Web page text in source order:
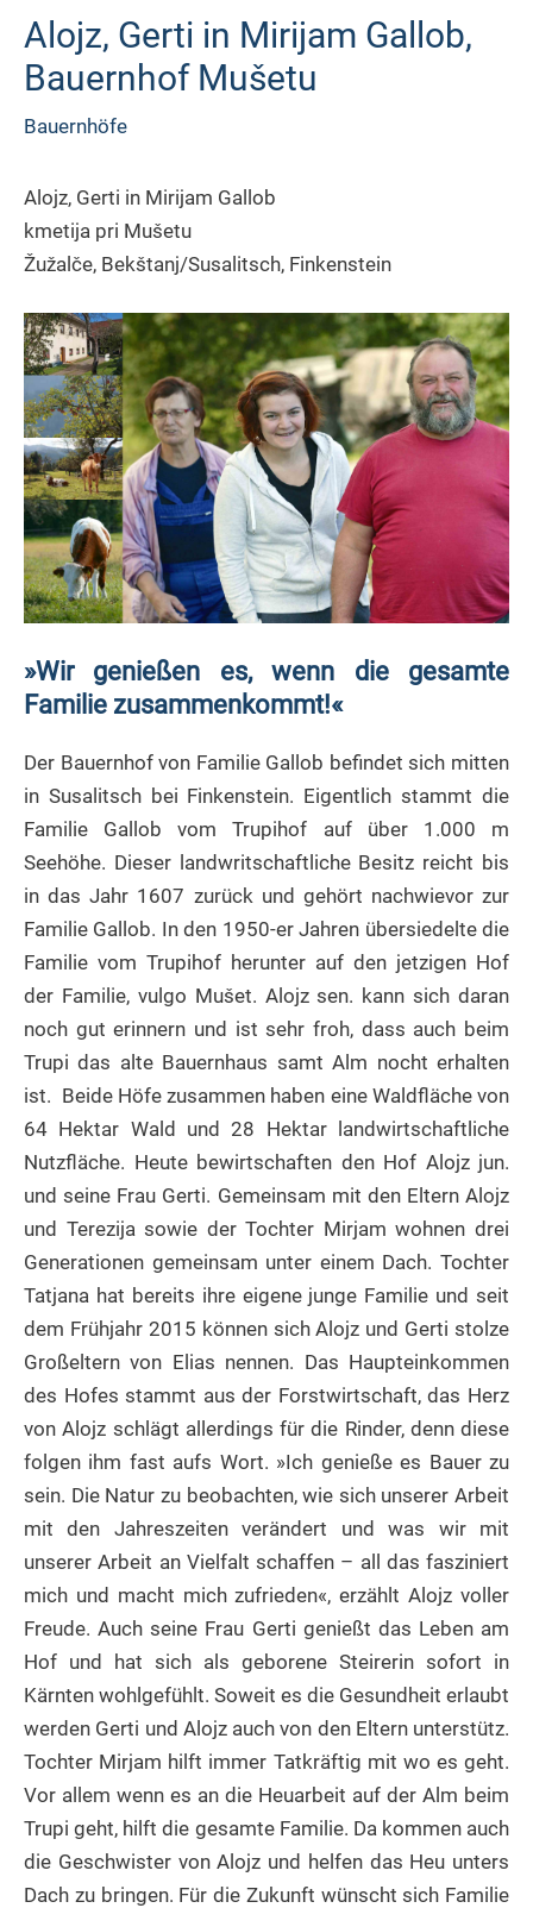
Alojz, Gerti in Mirijam Gallob,
Bauernhof Mušetu
Bauernhöfe
Alojz, Gerti in Mirijam Gallob
kmetija pri Mušetu
Žužalče, Bekštanj/Susalitsch, Finkenstein
»Wir genießen es, wenn die gesamte
Familie zusammenkommt!«
Der Bauernhof von Familie Gallob befindet sich mitten
in Susalitsch bei Finkenstein. Eigentlich stammt die
Familie Gallob vom Trupihof auf über 1.000 m
Seehöhe. Dieser landwritschaftliche Besitz reicht bis
in das Jahr 1607 zurück und gehört nachwievor zur
Familie Gallob. In den 1950-er Jahren übersiedelte die
Familie vom Trupihof herunter auf den jetzigen Hof
der Familie, vulgo Mušet. Alojz sen. kann sich daran
noch gut erinnern und ist sehr froh, dass auch beim
Trupi das alte Bauernhaus samt Alm nocht erhalten
ist. Beide Höfe zusammen haben eine Waldfläche von
64 Hektar Wald und 28 Hektar landwirtschaftliche
Nutzfläche. Heute bewirtschaften den Hof Alojz jun.
und seine Frau Gerti. Gemeinsam mit den Eltern Alojz
und Terezija sowie der Tochter Mirjam wohnen drei
Generationen gemeinsam unter einem Dach. Tochter
Tatjana hat bereits ihre eigene junge Familie und seit
dem Frühjahr 2015 können sich Alojz und Gerti stolze
Großeltern von Elias nennen. Das Haupteinkommen
des Hofes stammt aus der Forstwirtschaft, das Herz
von Alojz schlägt allerdings für die Rinder, denn diese
folgen ihm fast aufs Wort. »Ich genieße es Bauer zu
sein. Die Natur zu beobachten, wie sich unserer Arbeit
mit den Jahreszeiten verändert und was wir mit
unserer Arbeit an Vielfalt schaffen – all das fasziniert
mich und macht mich zufrieden«, erzählt Alojz voller
Freude. Auch seine Frau Gerti genießt das Leben am
Hof und hat sich als geborene Steirerin sofort in
Kärnten wohlgefühlt. Soweit es die Gesundheit erlaubt
werden Gerti und Alojz auch von den Eltern unterstütz.
Tochter Mirjam hilft immer Tatkräftig mit wo es geht.
Vor allem wenn es an die Heuarbeit auf der Alm beim
Trupi geht, hilft die gesamte Familie. Da kommen auch
die Geschwister von Alojz und helfen das Heu unters
Dach zu bringen. Für die Zukunft wünscht sich Familie